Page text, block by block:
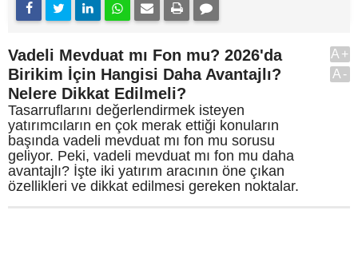
Vadeli Mevduat mı Fon mu? 2026'da
Birikim İçin Hangisi Daha Avantajlı?
Nelere Dikkat Edilmeli?
Tasarruflarını değerlendirmek isteyen
yatırımcıların en çok merak ettiği konuların
başında vadeli mevduat mı fon mu sorusu
geliyor. Peki, vadeli mevduat mı fon mu daha
avantajlı? İşte iki yatırım aracının öne çıkan
özellikleri ve dikkat edilmesi gereken noktalar.
A+
A-